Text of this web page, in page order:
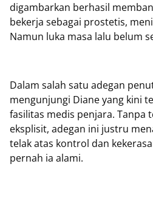
digambarkan berhasil
bekerja sebagai prostetis,
Namun luka masa lalu belum
Dalam salah satu adegan
mengunjungi Diane yang kini
fasilitas medis penjara. Tanpa
eksplisit, adegan ini justru
telak atas kontrol dan
pernah ia alami.